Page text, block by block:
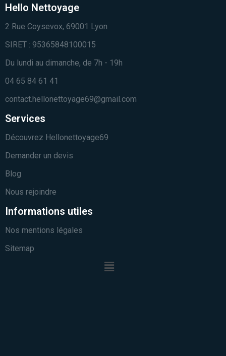
Hello Nettoyage
2 Rue Coysevox, 69001 Lyon
SIRET : 95365848100015
Du lundi au dimanche, de 7h - 19h
04 65 84 61 41
contact.hellonettoyage69@gmail.com
Services
Découvrez Hellonettoyage69
Demander un devis
Blog
Nous rejoindre
Informations utiles
Nos mentions légales
Sitemap